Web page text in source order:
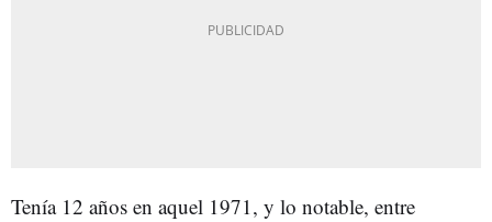
Tenía 12 años en aquel 1971, y lo notable, entre